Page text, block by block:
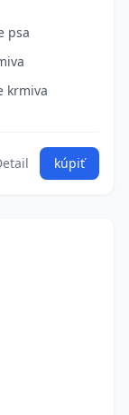
psa
krmiva
kúpiť